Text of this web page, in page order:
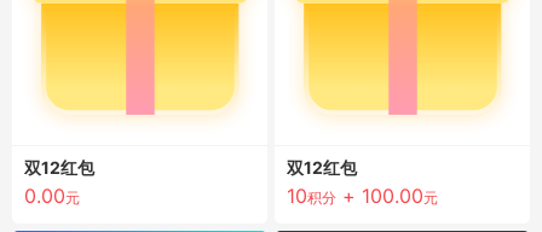
双12红包
0.00元
双12红包
10积分 + 100.00元